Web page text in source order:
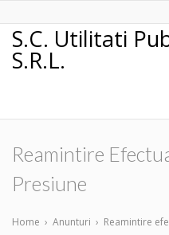
S.C. Utilitati
S.R.L.
Reamintire
Presiune
Home › Anunturi › Reamintire